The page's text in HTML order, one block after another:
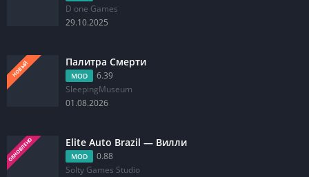
D one Games
29.10.2025
НОВЫЙ Палитра Смерти
MOD
6.39
SleepingMuseum
01.08.2026
ОБНОВЛЕНО Elite Auto Brazil — Вилли
MOD
0.88
Solty Games Studio